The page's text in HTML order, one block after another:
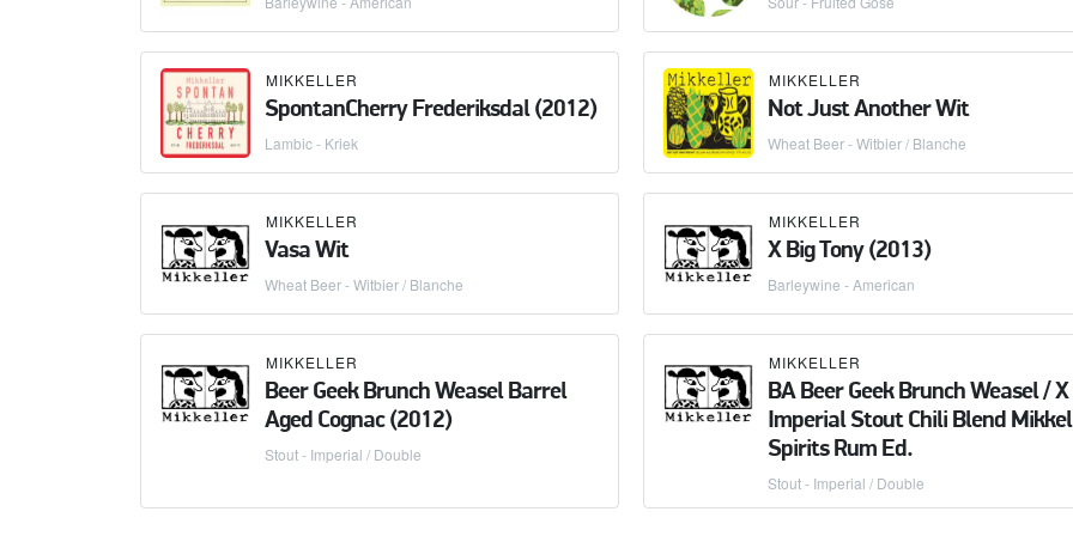
MIKKELLER
SpontanCherry Frederiksdal (2012)
Lambic - Kriek
MIKKELLER
Not Just Another Wit
Wheat Beer - Witbier / Blanche
MIKKELLER
Vasa Wit
Wheat Beer - Witbier / Blanche
MIKKELLER
X Big Tony (2013)
Barleywine - American
MIKKELLER
Beer Geek Brunch Weasel Barrel
Aged Cognac (2012)
Stout - Imperial / Double
MIKKELLER
BA Beer Geek Brunch Weasel / X
Imperial Stout Chili Blend
Spirits Rum Ed.
Stout - Imperial / Double